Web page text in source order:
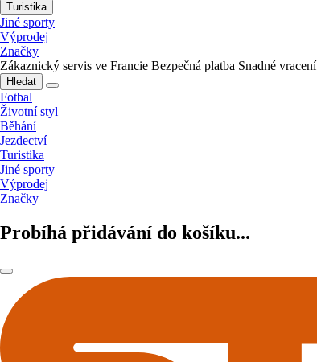
Turistika
Jiné sporty
Výprodej
Značky
Zákaznický servis ve Francie Bezpečná platba Snadné vracení
Hledat
Fotbal
Životní styl
Běhání
Jezdectví
Turistika
Jiné sporty
Výprodej
Značky
Probíhá přidávání do košíku...